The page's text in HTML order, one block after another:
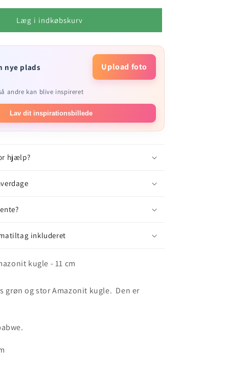
Læg i indkøbskurv
nye plads Upload foto
andre kan blive inspireret
Lav dit inspirationsbillede
hjælp?
inkluderet
kugle - 11 cm
grøn og stor Amazonit kugle. Den er